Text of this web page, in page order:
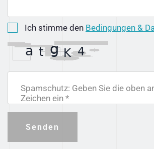
Ich stimme den Bedingungen &
Spamschutz: Geben Sie die oben
Zeichen ein *
Senden